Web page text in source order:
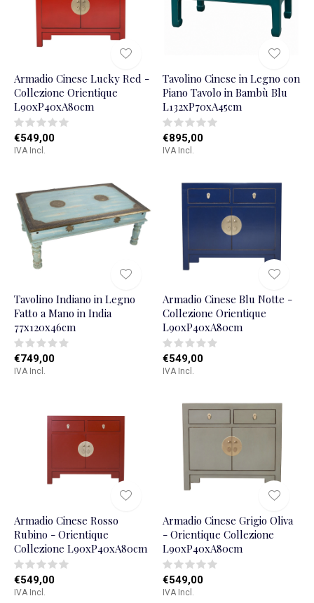
Armadio Cinese Lucky Red -
Collezione Orientique
L90xP40xA80cm
€549,00
IVA Incl.
Tavolino Cinese in Legno con
Piano Tavolo in Bambù Blu
L132xP70xA45cm
€895,00
IVA Incl.
Tavolino Indiano in Legno
Fatto a Mano in India
77x120x46cm
€749,00
IVA Incl.
Armadio Cinese Blu Notte -
Collezione Orientique
L90xP40xA80cm
€549,00
IVA Incl.
Armadio Cinese Rosso
Rubino - Orientique
Collezione L90xP40xA80cm
€549,00
IVA Incl.
Armadio Cinese Grigio Oliva
- Orientique Collezione
L90xP40xA80cm
€549,00
IVA Incl.